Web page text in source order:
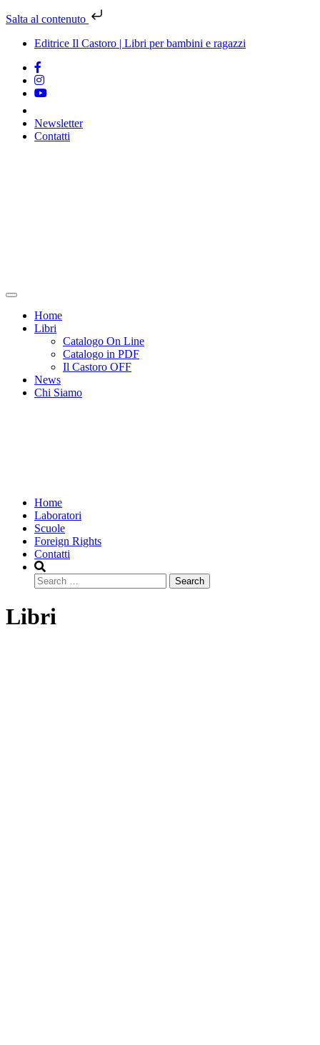
Salta al contenuto
Editrice Il Castoro | Libri per bambini e ragazzi
Newsletter
Contatti
Home
Libri
Catalogo On Line
Catalogo in PDF
Il Castoro OFF
News
Chi Siamo
Home
Laboratori
Scuole
Foreign Rights
Contatti
Search
Libri